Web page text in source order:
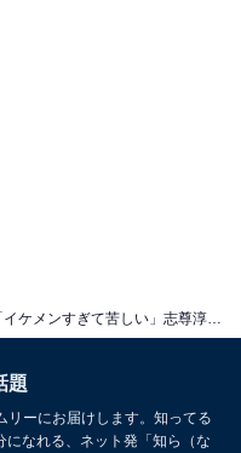
「イケメンすぎて苦しい」志尊淳、主演ドラマオフショでイケメン姿を披露！ 「好きビジュすぎる」
題
リーにお届けします。知ってる
なれる、ネット発「知ら（な